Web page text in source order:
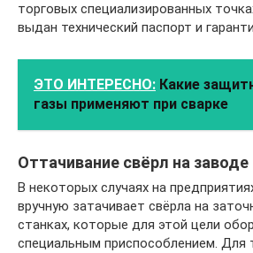
торговых специализированных
выдан технический паспорт и
ЭТО ИНТЕРЕСНО: Какие
газы применяют при сварке
Оттачивание свёрл на заводе
В некоторых случаях на
вручную затачивает свёрла на
станках, которые для этой цели
специальным приспособлением. Для